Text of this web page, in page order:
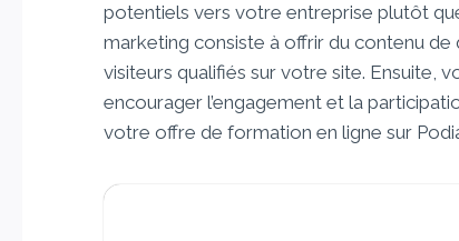
potentiels vers votre entreprise plutôt
marketing consiste à offrir du contenu de
visiteurs qualifiés sur votre site. Ensuite,
encourager l’engagement et la
votre offre de formation en ligne sur